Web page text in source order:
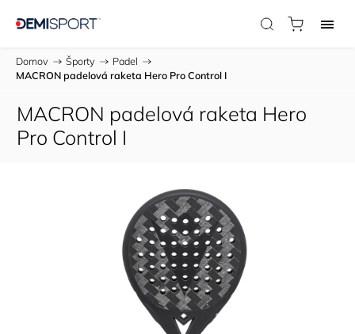
Domov / Športy / Padel /
MACRON padelová raketa Hero Pro Control I
MACRON padelová raketa Hero
Pro Control I